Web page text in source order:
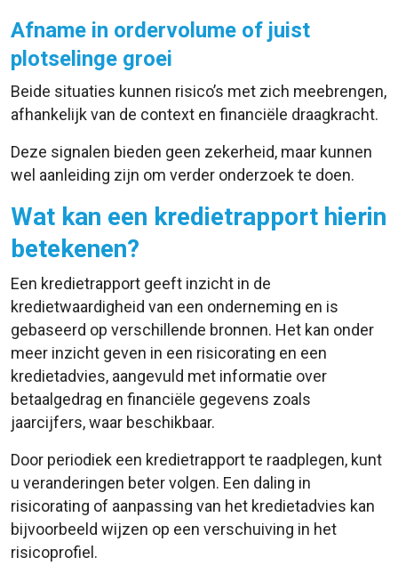
Afname in ordervolume of juist
plotselinge groei
Beide situaties kunnen risico’s met zich meebrengen,
afhankelijk van de context en financiële draagkracht.
Deze signalen bieden geen zekerheid, maar kunnen
wel aanleiding zijn om verder onderzoek te doen.
Wat kan een kredietrapport hierin
betekenen?
Een kredietrapport geeft inzicht in de
kredietwaardigheid van een onderneming en is
gebaseerd op verschillende bronnen. Het kan onder
meer inzicht geven in een risicorating en een
kredietadvies, aangevuld met informatie over
betaalgedrag en financiële gegevens zoals
jaarcijfers, waar beschikbaar.
Door periodiek een kredietrapport te raadplegen, kunt
u veranderingen beter volgen. Een daling in
risicorating of aanpassing van het kredietadvies kan
bijvoorbeeld wijzen op een verschuiving in het
risicoprofiel.